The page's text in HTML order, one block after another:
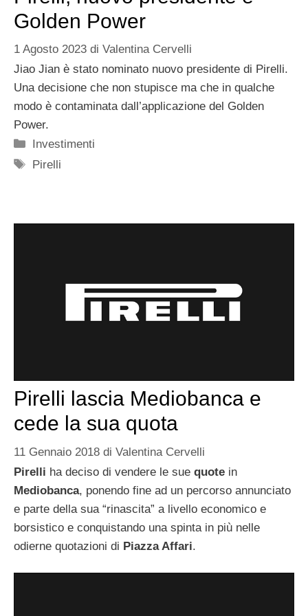
Golden Power
1 Agosto 2023 di Valentina Cervelli
Jiao Jian è stato nominato nuovo presidente di Pirelli.
Una decisione che non stupisce ma che in qualche
modo è contaminata dall’applicazione del Golden
Power.
Categorie
Investimenti
Tag
Pirelli
Pirelli lascia Mediobanca e
cede la sua quota
11 Gennaio 2018 di Valentina Cervelli
Pirelli ha deciso di vendere le sue quote in
Mediobanca, ponendo fine ad un percorso annunciato
e parte della sua “rinascita” a livello economico e
borsistico e conquistando una spinta in più nelle
odierne quotazioni di Piazza Affari.